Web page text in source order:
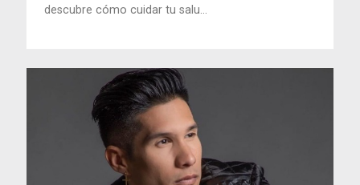
descubre cómo cuidar tu salu...